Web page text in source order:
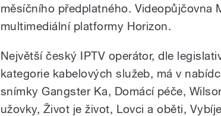
měsíčního předplatného. Videopůjčovna
multimediální platformy Horizon.
Největší český IPTV operátor, dle
kategorie kabelových služeb, má v
snímky Gangster Ka, Domácí péče,
užovky, Život je život, Lovci a oběti,